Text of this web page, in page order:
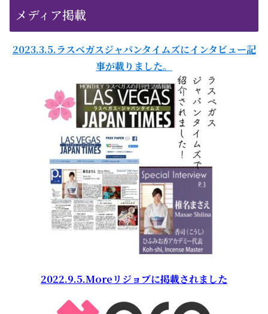
メディア掲載
2023.3.5.ラスベガスジャパンタイムズにインタビュー記
事が載りました。
2022.9.5.Moreリジョブに掲載されました